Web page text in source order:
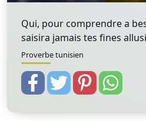
Qui, pour comprendre a
saisira jamais tes fines
Proverbe tunisien